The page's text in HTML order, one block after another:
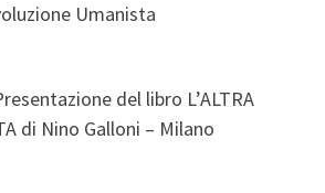
Umanista
del libro L’ALTRA
di Nino Galloni – Milano